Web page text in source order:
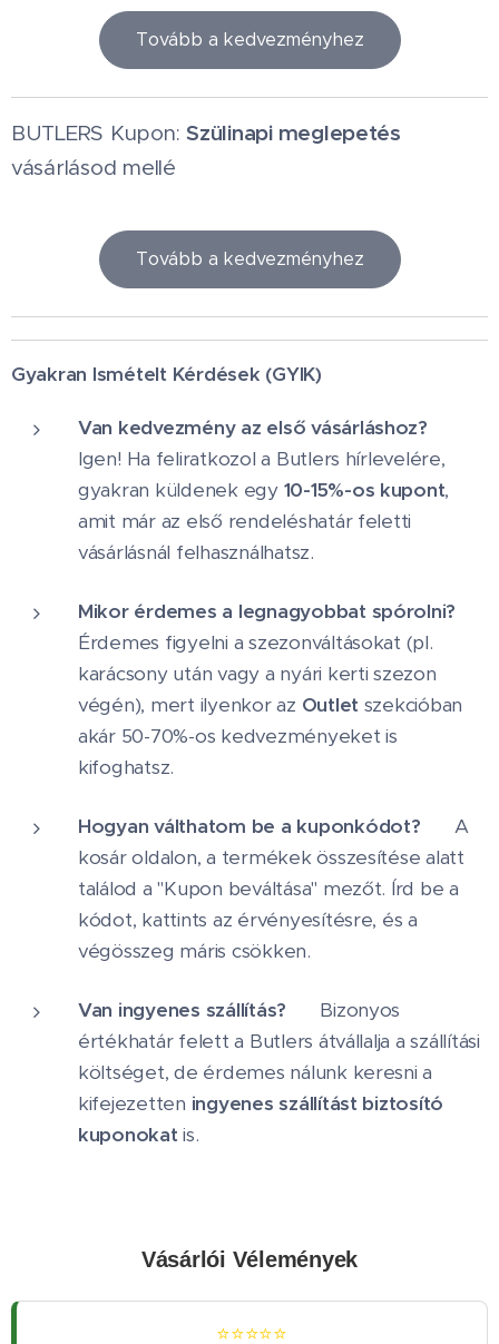
Tovább a kedvezményhez
BUTLERS Kupon:Szülinapi meglepetés
vásárlásod mellé
Tovább a kedvezményhez
Gyakran Ismételt Kérdések (GYIK)
Van kedvezmény az első vásárláshoz?
Igen! Ha feliratkozol a Butlers hírlevelére,
gyakran küldenek egy 10-15%-os kupont,
amit már az első rendeléshatár feletti
vásárlásnál felhasználhatsz.
Mikor érdemes a legnagyobbat spórolni?
Érdemes figyelni a szezonváltásokat (pl.
karácsony után vagy a nyári kerti szezon
végén), mert ilyenkor az Outlet szekcióban
akár 50-70%-os kedvezményeket is
kifoghatsz.
Hogyan válthatom be a kuponkódot? 🏷️ A
kosár oldalon, a termékek összesítése alatt
találod a "Kupon beváltása" mezőt. Írd be a
kódot, kattints az érvényesítésre, és a
végösszeg máris csökken.
Van ingyenes szállítás? 🚚 Bizonyos
értékhatár felett a Butlers átvállalja a szállítási
költséget, de érdemes nálunk keresni a
kifejezetten ingyenes szállítást biztosító
kuponokat is.
Vásárlói Vélemények
⭐⭐⭐⭐⭐